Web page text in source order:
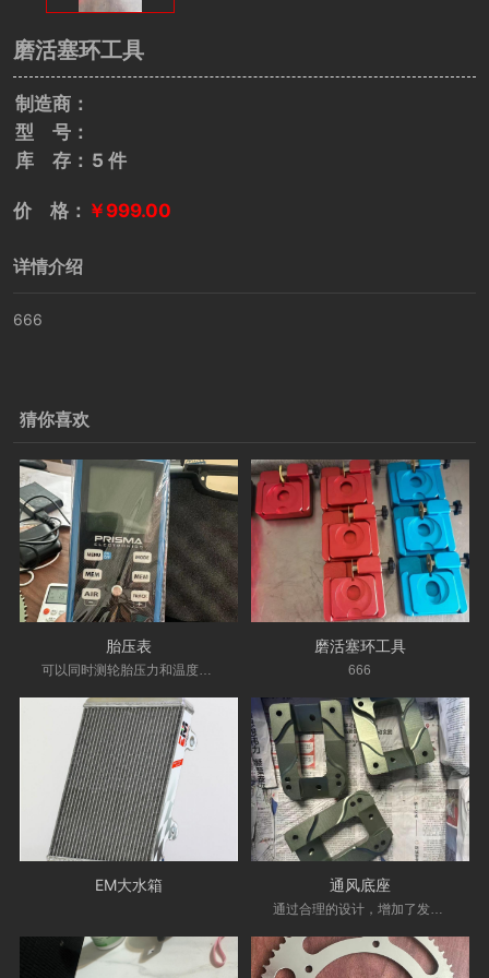
磨活塞环工具
制造商：
型 号：
库 存： 5 件
价 格： ￥999.00
详情介绍
666
猜你喜欢
胎压表
可以同时测轮胎压力和温度的胎压表，意大利原装进口
磨活塞环工具
666
EM大水箱 通风底座
通过合理的设计，增加了发动机曲轴箱的散热，从而降低混合气的温...